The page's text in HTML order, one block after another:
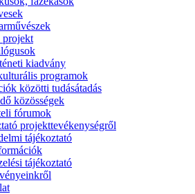
projekt
kiadvány
programok
közötti tudásátadás
közösségek
fórumok
projekttevékenységről
tájékoztató
tájékoztató